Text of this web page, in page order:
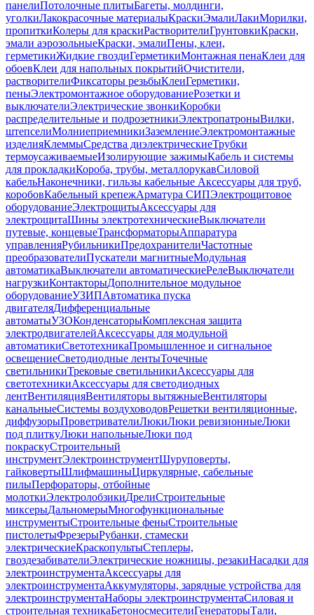
панелиПотолочные плитыБагеты, молдинги,
уголкиЛакокрасочные материалыКраскиЭмалиЛакиМорилки,
пропиткиКолеры для краскиРастворителиГрунтовкиКраски,
эмали аэрозольныеКраски, эмалиПены, клеи,
герметикиЖидкие гвоздиГерметикиМонтажная пенаКлеи для
обоевКлеи для напольных покрытийОчистители,
растворителиФиксаторы резьбыКлеиГерметики,
пеныЭлектромонтажное оборудованиеРозетки и
выключателиЭлектрические звонкиКоробки
распределительные и подрозетникиЭлектропатроныВилки,
штепселиМолниеприемникиЗаземлениеЭлектромонтажные
изделияКлеммыСредства диэлектрическиеТрубки
термоусаживаемыеИзолирующие зажимыКабель и системы
для прокладкиКороба, трубы, металлорукавСиловой
кабельНаконечники, гильзы кабельные Аксессуары для труб,
коробовКабельный крепежАрматура СИПЭлектрощитовое
оборудованиеЭлектрощитыАксессуары для
электрощитаШины электротехническиеВыключатели
путевые, концевыеТрансформаторыАппаратура
управленияРубильникиПредохранителиЧастотные
преобразователиПускатели магнитныеМодульная
автоматикаВыключатели автоматическиеРелеВыключатели
нагрузкиКонтакторыДополнительное модульное
оборудованиеУЗИПАвтоматика пуска
двигателяДифференциальные
автоматыУЗОКонденсаторыКомплексная защита
электродвигателейАксессуары для модульной
автоматикиСветотехникаПромышленное и сигнальное
освещениеСветодиодные лентыТочечные
светильникиТрековые светильникиАксессуары для
светотехникиАксессуары для светодиодных
лентВентиляцияВентиляторы вытяжныеВентиляторы
канальныеСистемы воздуховодовРешетки вентиляционные,
диффузорыПроветривателиЛюкиЛюки ревизионныеЛюки
под плиткуЛюки напольныеЛюки под
покраскуСтроительный
инструментЭлектроинструментШуруповерты,
гайковертыШлифмашиныЦиркулярные, сабельные
пилыПерфораторы, отбойные
молоткиЭлектролобзикиДрелиСтроительные
миксерыДальномерыМногофункциональные
инструментыСтроительные феныСтроительные
пистолетыФрезерыРубанки, стамески
электрическиеКраскопультыСтеплеры,
гвоздезабивателиЭлектрические ножницы, резакиНасадки для
электроинструментаАксессуары для
электроинструментаАккумуляторы, зарядные устройства для
электроинструментаНаборы электроинструментаСиловая и
строительная техникаБетоносмесителиГенераторыТали,